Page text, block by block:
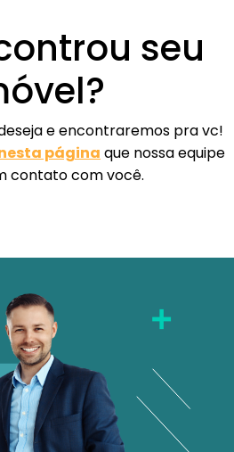
seu
e encontraremos pra vc!
página que nossa equipe
contato com você.